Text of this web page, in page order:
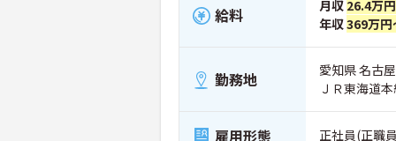
給料 月収 26.4万
年収369万
勤務地
愛知県 名古
ＪＲ東海道
雇用形態 正社員(正職